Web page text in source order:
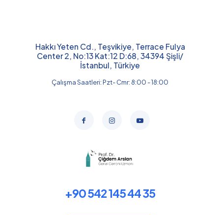
Hakkı Yeten Cd., Teşvikiye, Terrace Fulya
Center 2, No:13 Kat:12 D:68, 34394 Şişli/
İstanbul, Türkiye
Çalışma Saatleri: Pzt- Cmr: 8:00 - 18:00
+90 542 145 44 35